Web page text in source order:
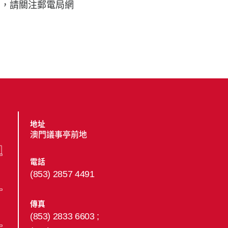
請關注郵電局網
地址
澳門議事亭前地
電話
(853) 2857 4491
傳真
(853) 2833 6603 ;